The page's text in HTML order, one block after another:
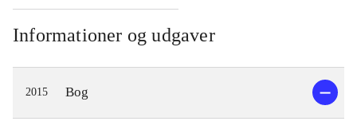
Informationer og udgaver
2015 Bog